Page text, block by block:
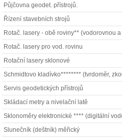
Půjčovna geodet. přístrojů.
Řízení stavebních strojů
Rotač. lasery - obě roviny** (vodorovnou
Rotač. lasery pro vod. rovinu
Rotační lasery sklonové
Schmidtovo kladívko******** (tvrdoměr,
Servis geodetických přístrojů
Skládací metry a nivelační latě
Sklonoměry elektronické **** (digitální
Slunečník (deštník) měřický